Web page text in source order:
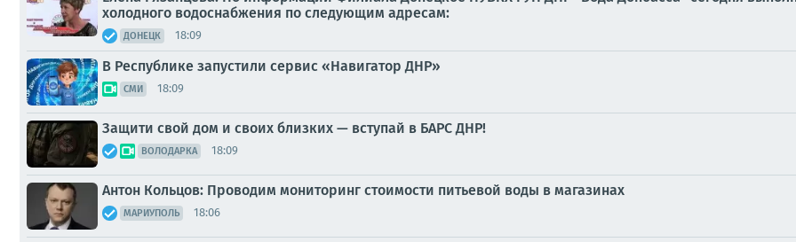
холодного водоснабжения по следующим адресам:
ДОНЕЦК 18:09
В Республике запустили сервис «Навигатор ДНР»
СМИ 18:09
Защити свой дом и своих близких — вступай в БАРС ДНР!
ВОЛОДАРКА 18:09
Антон Кольцов: Проводим мониторинг стоимости питьевой воды в магазинах
МАРИУПОЛЬ 18:06